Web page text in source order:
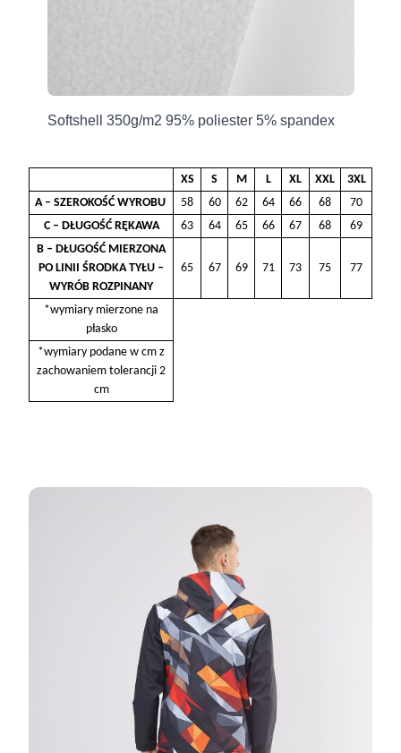
Grupa Ventus Sp. z o.o.
ul. Chmieleniec 2A/LU2
Softshell 350g/m2 95% poliester 5% spandex
XS S M L XL XXL
3XL
A – SZEROKOŚĆ WYROBU
58 60 62 64 66 68
70
C – DŁUGOŚĆ RĘKAWA
63 64 65 66 67 68
69
B – DŁUGOŚĆ MIERZONA
PO LINII ŚRODKA TYŁU –
WYRÓB ROZPINANY
65 67 69 71 73 75 77
*wymiary mierzone na
płasko
*wymiary podane w cm z
zachowaniem tolerancji 2
cm